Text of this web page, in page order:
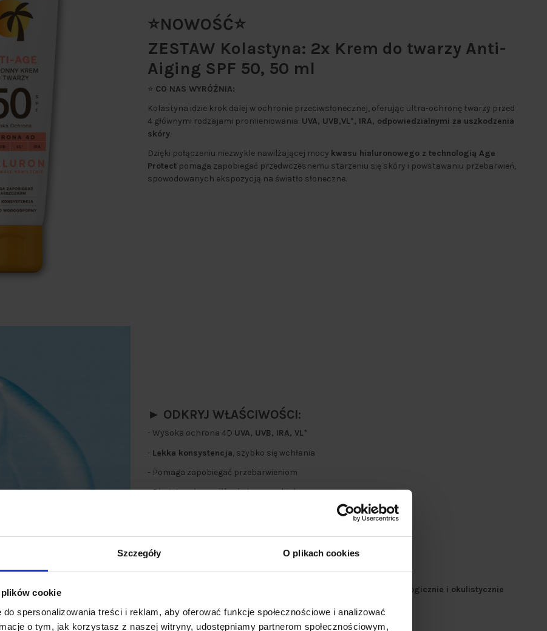
Szczegóły O plikach cookies
cookie
spersonalizowania treści i reklam, aby oferować funkcje społecznościowe i analizować
o tym, jak korzystasz z naszej witryny, udostępniamy partnerom społecznościowym,
⭐NOWOŚĆ⭐
ZESTAW Kolastyna: 2x Krem do twarzy Anti-
Aiging SPF 50, 50 ml
⭐ CO NAS WYRÓŻNIA:
Kolastyna idzie krok dalej w ochronie przeciwsłonecznej, oferując ultra-ochronę twarzy przed
4 głównymi rodzajami promieniowania: UVA, UVB,VL*, IRA, odpowiedzialnymi za uszkodzenia
skóry.
Dzięki połączeniu niezwykle nawilżającej mocy kwasu hialuronowego z technologią Age
Protect pomaga zapobiegać przedwczesnemu starzeniu się skóry i powstawaniu przebarwień,
spowodowanych ekspozycją na światło słoneczne.
► ODKRYJ WŁAŚCIWOŚCI:
- Wysoka ochrona 4D UVA, UVB, IRA, VL*
- Lekka konsystencja, szybko się wchłania
- Pomaga zapobiegać przebarwieniom
- Długotrwałenawilżeniekwasem hialuronowym
zapobiegać zmarszczkom i przebarwieniom
- Wysoko
- 35% mniej plastiku***
Bezpieczny dla raf** | przyjazny dla Wegan | Testowany dermatologicznie i okulistycznie